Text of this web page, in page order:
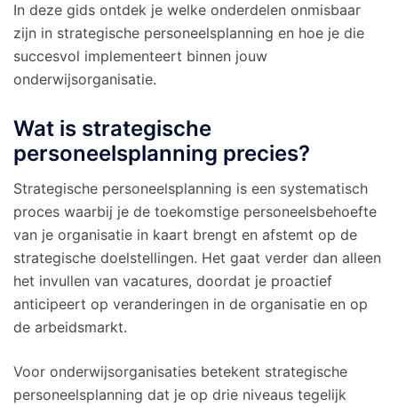
In deze gids ontdek je welke onderdelen onmisbaar
zijn in strategische personeelsplanning en hoe je die
succesvol implementeert binnen jouw
onderwijsorganisatie.
Wat is strategische
personeelsplanning precies?
Strategische personeelsplanning is een systematisch
proces waarbij je de toekomstige personeelsbehoefte
van je organisatie in kaart brengt en afstemt op de
strategische doelstellingen. Het gaat verder dan alleen
het invullen van vacatures, doordat je proactief
anticipeert op veranderingen in de organisatie en op
de arbeidsmarkt.
Voor onderwijsorganisaties betekent strategische
personeelsplanning dat je op drie niveaus tegelijk